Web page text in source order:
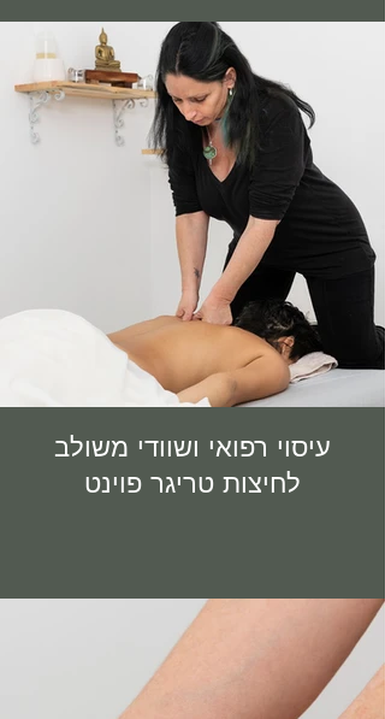
עיסוי רפואי ושוודי משולב
לחיצות טריגר פוינט